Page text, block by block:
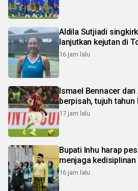
Aldila Sutjiadi
lanjutkan kejutan di
16 jam lalu
Ismael Bennacer
berpisah, tujuh
17 jam lalu
Bupati Inhu harap
menjaga kedisiplinan
16 jam lalu